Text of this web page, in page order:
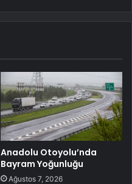
Anadolu Otoyolu’nda
Bayram Yoğunluğu
Ağustos 7, 2026